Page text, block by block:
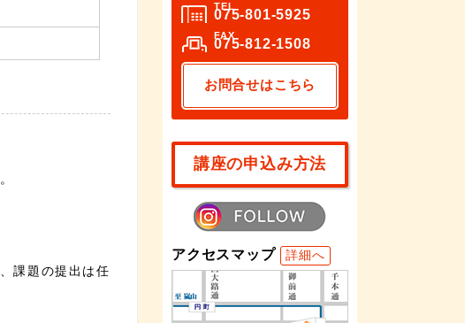
課題の提出は任
TEL
075-801-5925
FAX
075-812-1508
お問合せはこちら
講座の申込み方法
アクセスマップ 詳細へ